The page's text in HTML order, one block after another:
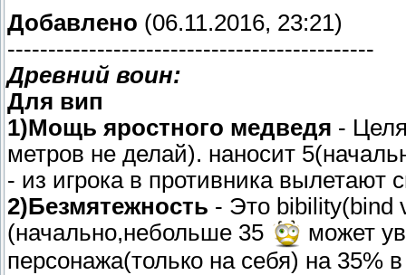
Добавлено (06.11.2016, 23:21)
---------------------------------------------
Древний воин:
Для вип
1)Мощь яростного медведя -
метров не делай). наносит
- из игрока в противника вылетают
2)Безмятежность - Это bibility(bind
(начально,небольше 35
может
персонажа(только на себя) на 35%